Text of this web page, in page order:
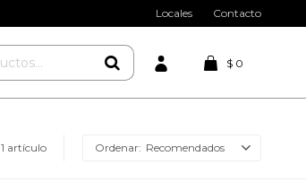
$ 0
Locales Contacto
1 artículo Recomendados